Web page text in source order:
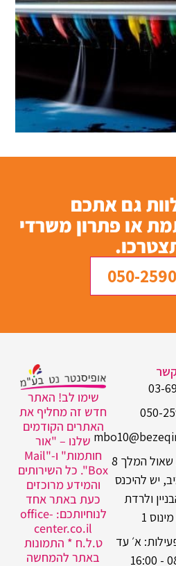
גם אתכם
או פתרון משרדי
050-
03-
050-
שדרות שאול המלך 8
יש להיכנס
ולרדת
1
א׳ עד
שימו לב! האתר
חדש זה מחליף את
האתרים הקודמים
שלנו – "אור
חותמות" ו-"Mail
Box". כל השירותים
והמידע מרוכזים
כעת באתר אחד
לנוחיותכם: office-
center.co.il
ט.ל.ח * התמונות
באתר להמחשה